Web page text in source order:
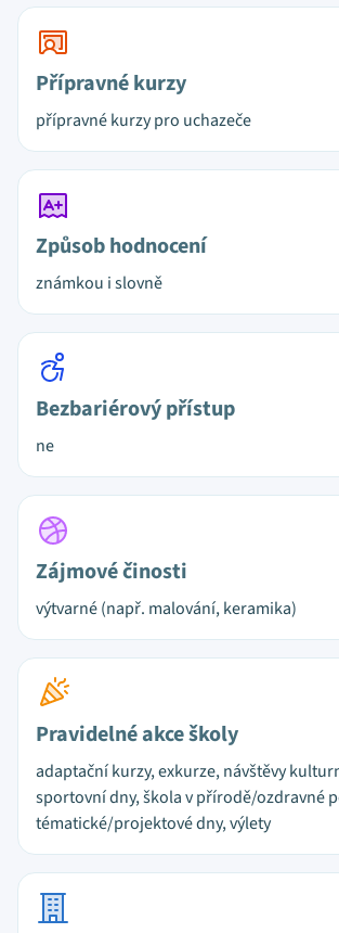
Přípravné kurzy
přípravné kurzy pro uchazeče
Způsob hodnocení
známkou i slovně
Bezbariérový přístup
ne
Zájmové činosti
výtvarné (např. malování, keramika)
Pravidelné akce školy
adaptační kurzy, exkurze, návštěvy
sportovní dny, škola v přírodě/ozdravné
tématické/projektové dny, výlety